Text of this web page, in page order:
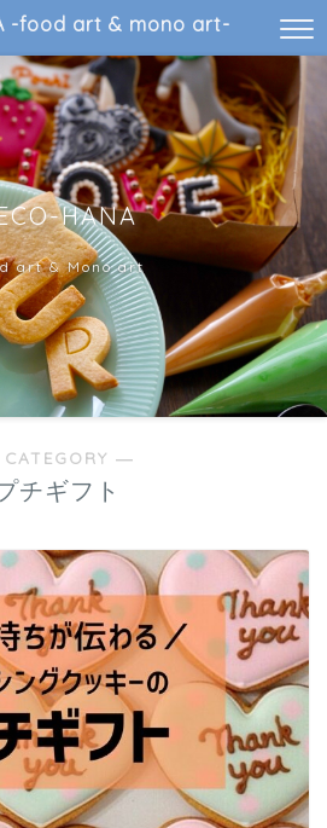
-food art & mono art-
HANA
art & Mono art
―
チギフト